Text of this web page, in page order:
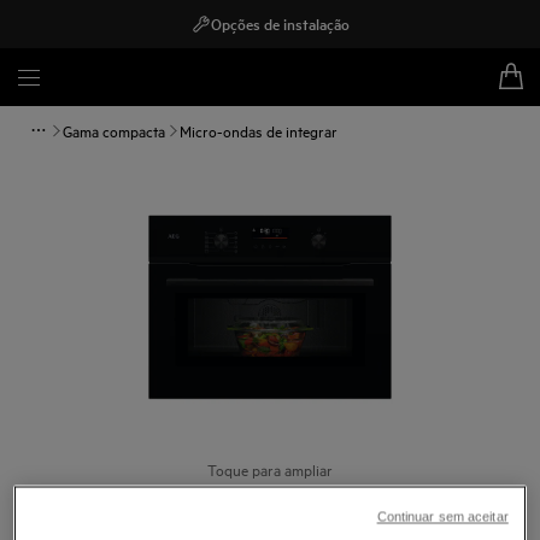
Opções de instalação
Gama compacta Micro-ondas de integrar
Toque para ampliar
Continuar sem aceitar